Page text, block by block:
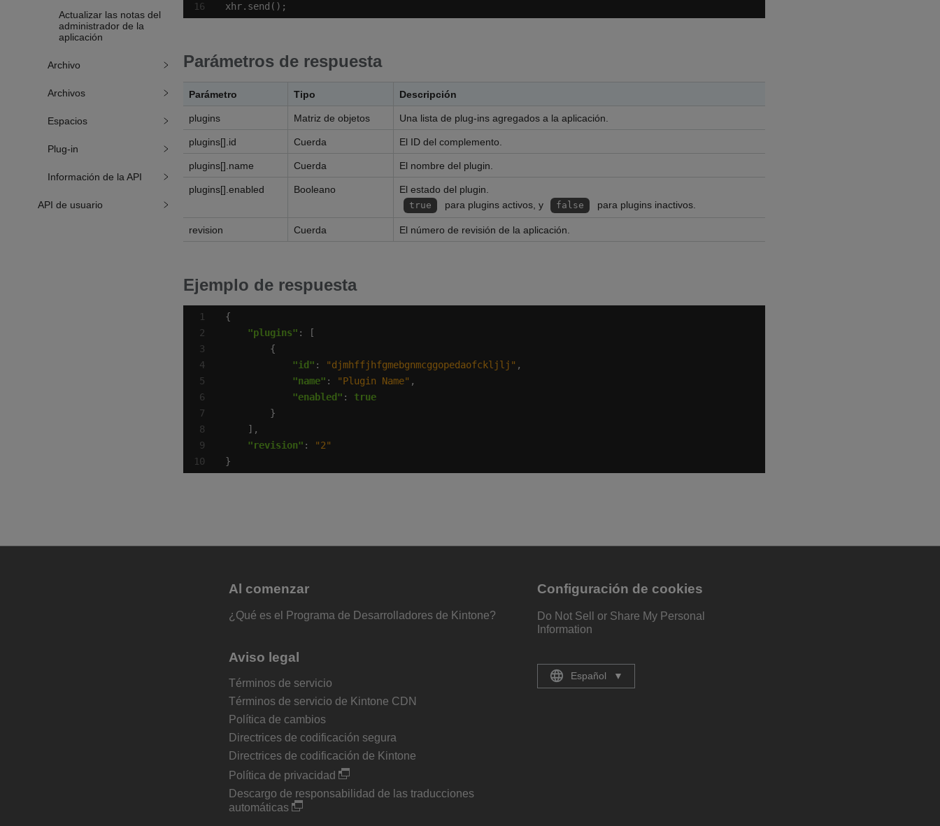
Actualizar las notas del
administrador de la
aplicación
Archivo
Archivos
Espacios
Plug-in
Información de la API
API de usuario
xhr.send();
Parámetros de respuesta
Parámetro Tipo Descripción
plugins Matriz de objetos Una lista de plug-ins agregados a la aplicación.
plugins[].id Cuerda El ID del complemento.
plugins[].name Cuerda El nombre del plugin.
plugins[].enabled Booleano El estado del plugin.
true para plugins activos, y false para plugins inactivos.
revision Cuerda El número de revisión de la aplicación.
Ejemplo de respuesta
4
"plugins"
"id" : "djmhffjhfgmebgnmcggopedaofckljlj"
"name" : "Plugin Name"
"enabled" : true
"revision" :
"2"
}
Al comenzar
¿Qué es el Programa de Desarrolladores de Kintone?
Aviso legal
Términos de servicio
Términos de servicio de Kintone CDN
Política de cambios
Directrices de codificación segura
Directrices de codificación de Kintone
Política de privacidad
Descargo de responsabilidad de las traducciones
automáticas
Configuración de cookies
Do Not Sell or Share My Personal
Information
Español ▼